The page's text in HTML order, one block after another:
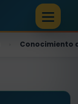
Conocimiento